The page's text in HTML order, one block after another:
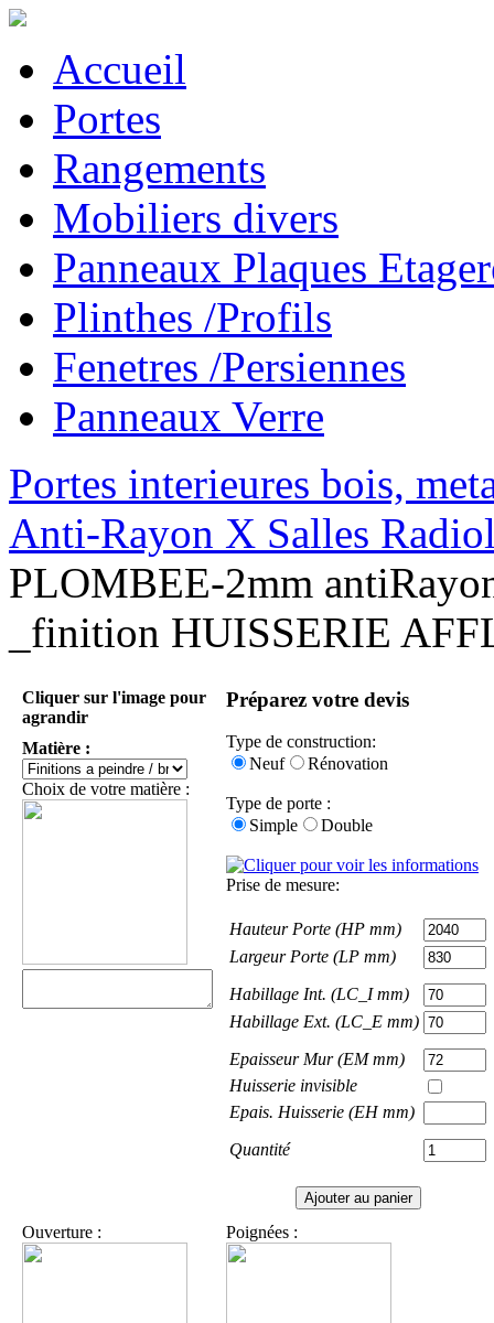
Accueil
Portes
Rangements
Mobiliers divers
Panneaux Plaques
Plinthes /Profils
Fenetres /Persiennes
Panneaux Verre
Portes interieures bois,
Anti-Rayon X Salles
PLOMBEE-2mm
_finition HUISSERIE
Cliquer sur l'image pour
agrandir
Matière :
Choix de votre matière :
Préparez votre devis
Type de construction:
Neuf
Rénovation
Type de porte :
Simple
Double
Prise de mesure:
Hauteur Porte (HP mm)
Largeur Porte (LP mm)
Habillage Int. (LC_I mm)
Habillage Ext. (LC_E mm)
Epaisseur Mur (EM mm)
Huisserie invisible
Epais. Huisserie (EH mm)
Quantité
Ouverture : Poignées :